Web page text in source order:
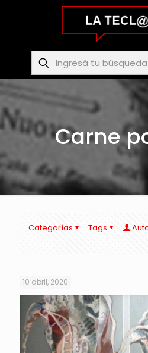
Carne
Categorías Tags
10 abril, 2020